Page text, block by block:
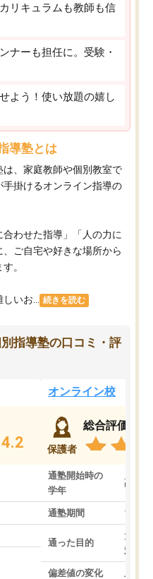
リキュラムも教師も信
ナーも担任に。受験・
よう！使い放題の嬉し
導塾とは
は、家庭教師や個別教室で
掛けるオンライン指導の
わせた指導」「人の力に
ご自宅や好きな場所から
。
いお... 続きを読む
指導塾の口コミ・評
4.2
オンライン校
保護者
総合評価
通塾開始時の
学年
高3
通塾期間 1～3
通った目的
大学
対策
偏差値の変化